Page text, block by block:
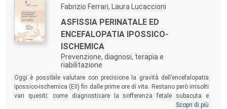
Fabrizio Ferrari, Laura Lucaccioni
ASFISSIA PERINATALE ED
ENCEFALOPATIA IPOSSICO-
ISCHEMICA
Prevenzione, diagnosi, terapia e
riabilitazione
Oggi è possibile valutare con precisione la gravità dell’encefalopatia
ipossico-ischemica (EII) fin dalle prime ore di vita. Restano però irrisolti
vari quesiti: come diagnosticare la sofferenza fetale subacuta e
cronica? come riconoscere il timing dell’ipossia-ischemia? come
Scopri di più